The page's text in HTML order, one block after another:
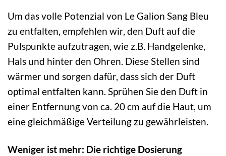
Um das volle Potenzial von Le Galion Sang Bleu
zu entfalten, empfehlen wir, den Duft auf die
Pulspunkte aufzutragen, wie z.B. Handgelenke,
Hals und hinter den Ohren. Diese Stellen sind
wärmer und sorgen dafür, dass sich der Duft
optimal entfalten kann. Sprühen Sie den Duft in
einer Entfernung von ca. 20 cm auf die Haut, um
eine gleichmäßige Verteilung zu gewährleisten.
Weniger ist mehr: Die richtige Dosierung